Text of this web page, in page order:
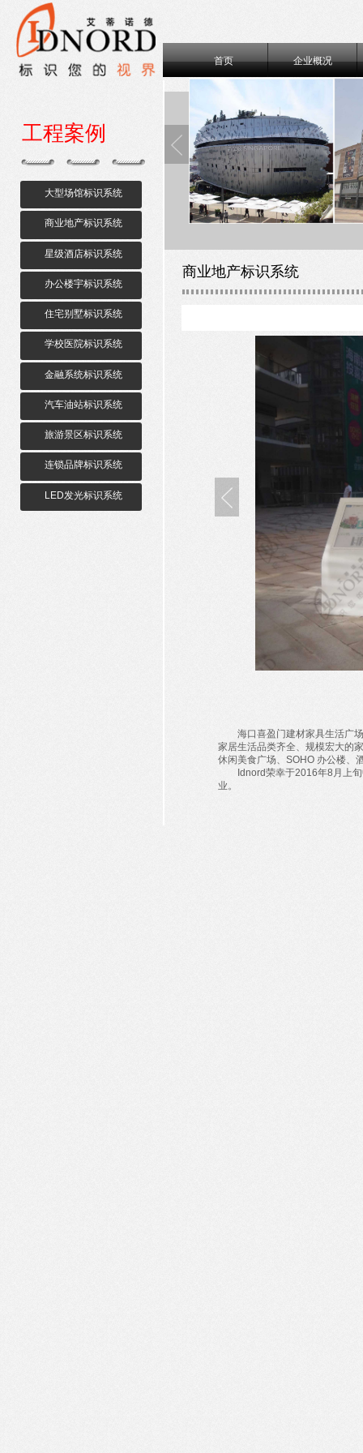
首页 企业概况
工程案例
大型场馆标识系统
商业地产标识系统
星级酒店标识系统
办公楼宇标识系统
住宅别墅标识系统
学校医院标识系统
金融系统标识系统
汽车油站标识系统
旅游景区标识系统
连锁品牌标识系统
LED发光标识系统
商业地产标识系统
海口喜盈门建材家具生活广场
家居生活品类齐全、规模宏大的
休闲美食广场、SOHO 办公楼、
Idnord荣幸于2016年8月上旬
业。